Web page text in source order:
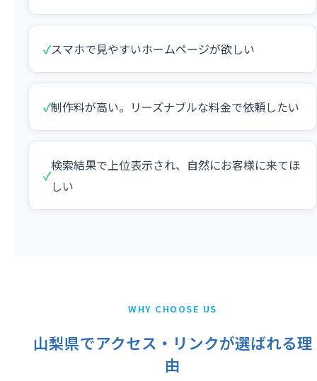
✓スマホで見やすいホームページが欲しい
✓制作料が高い。リーズナブルな料金で依頼したい
✓
検索結果で上位表示され、自然にお客様に来てほ
しい
WHY CHOOSE US
山梨県でアクセス・リンクが選ばれる理
由